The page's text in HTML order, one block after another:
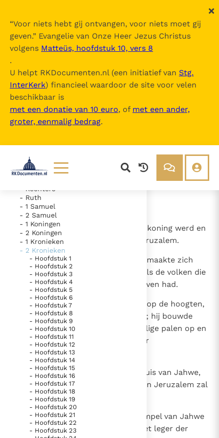
“Voor niets hebt gij ontvangen, voor niets moet gij
geven.” Evangelie van Onze Heer Jezus Christus
volgens Matteüs, hoofdstuk 10, vers 8
.
U helpt RKDocumenten.nl (een initiatief van Stg.
InterKerk) financieel waardoor de site voor velen
beschikbaar is
met een donatie van 10 euro, of met een ander,
groter, eenmalig bedrag.
Lezen
Documenten
Bijbel
Thema’s
Berichten
Denzinger
Over ons
Gebruiksvoorwaarden
Nieuwste Documenten
5. Het gebed van de Kerk
In Christus wordt onze honger vervuld
Leer de kostbare parel van Gods koninkrijk te
herkennen
Gods Koninkrijk groeit stilletjes door liefde, niet door
De mystiek. De mystieke verschijnselen en de
heiligheid
Berichten
Het Vaticaan publiceert een nieuwe Latijnse uitgave
van het Romeins martyrologium
Vaticaanse financiële waakhond verliest autonomie
Paus spreekt het Wereldvoedselprogramma toe
De Bijbel
Inhoudsopgave
uitklappen
- Oude Testament
- Exodus
- Numeri
- Deuteronomium
- Rechters
- Ruth
- 1 Samuel
- 2 Samuel
- 1 Koningen
- 2 Koningen
- 1 Kronieken
- 2 Kronieken
- Hoofdstuk 1
- Hoofdstuk 2
- Hoofdstuk 3
- Hoofdstuk 4
- Hoofdstuk 5
- Hoofdstuk 6
- Hoofdstuk 7
- Hoofdstuk 8
- Hoofdstuk 9
- Hoofdstuk 10
- Hoofdstuk 11
- Hoofdstuk 12
- Hoofdstuk 13
- Hoofdstuk 14
- Hoofdstuk 15
- Hoofdstuk 16
- Hoofdstuk 17
- Hoofdstuk 18
- Hoofdstuk 19
- Hoofdstuk 20
- Hoofdstuk 21
- Hoofdstuk 22
- Hoofdstuk 23
- Hoofdstuk 33
Manasse was twaalf jaar toen hij koning werd en
hij regeerde vijfenvijftig jaar in Jeruzalem.
Hij deed wat Jahwe mishaagt en maakte zich
schuldig aan dezelfde afgoderij als de volken die
Jahwe voor de Israëlieten verdreven had.
Hij herbouwde de heiligdommen op de hoogten,
die zijn vader Hizkia vernield had; hij bouwde
altaren voor de Baäls, richtte heilige palen op en
boog zich neer voor het leger der
hemellichamen en diende het.
Zelfs bouwde hij altaren in het huis van Jahwe,
terwijl Jahwe toch gezegd had: 'In Jeruzalem zal
mijn naam voor altijd wonen.'
In de beide voorhoven van de tempel van Jahwe
bouwde hij altaren ter ere van het leger der